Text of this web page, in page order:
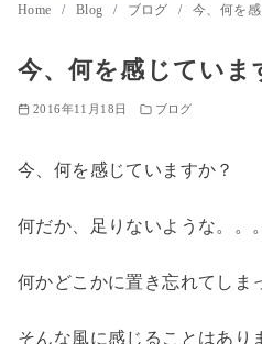
Home Blog ブログ 今、何を
今、何を感じていま
2016年11月18日 ブログ
今、何を感じていますか？
何だか、足りないような。。。
何かどこかに置き忘れてしま
そんな風に感じることはあり